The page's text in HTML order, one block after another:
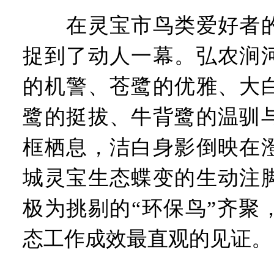
在灵宝市鸟类爱好者
捉到了动人一幕。弘农涧
的机警、苍鹭的优雅、大
鹭的挺拔、牛背鹭的温驯
框栖息，洁白身影倒映在
城灵宝生态蝶变的生动注
极为挑剔的“环保鸟”齐聚
态工作成效最直观的见证。